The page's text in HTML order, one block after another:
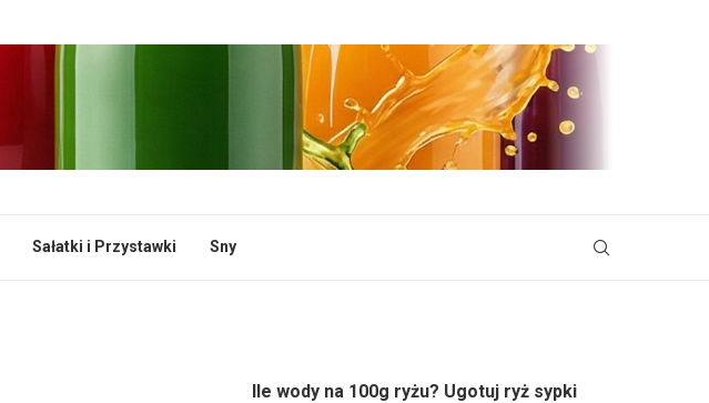
Sałatki i Przystawki Sny
Ile wody na 100g ryżu? Ugotuj ryż sypki